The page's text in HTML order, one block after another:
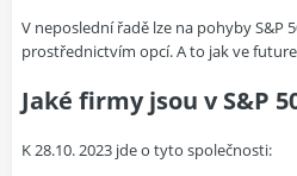
V neposlední řadě lze na pohyby S&P
prostřednictvím opcí. A to jak ve
Jaké firmy jsou v S&P
K 28.10. 2023 jde o tyto společnosti: